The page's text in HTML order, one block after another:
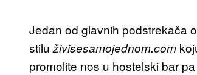
Jedan od glavnih podstrekača
stilu živisesamojednom.com
promolite nos u hostelski bar